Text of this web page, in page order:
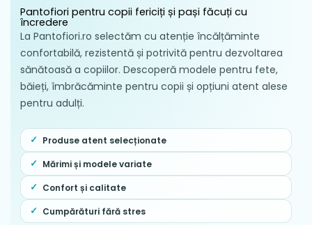
Este strict interzisă spălarea sandalelor în
mașina de spălat rufe. Imersia completă în
apă distruge textura pielii naturale și
afectează grav proprietățile adezivilor.
Uscarea se va realiza exclusiv în mod
natural, la temperatura camerei, într-un
mediu bine aerisit și umbrit, ferit de
acțiunea directă a caloriferelor, a razelor
solare sau a altor surse de căldură
artificială.
Se recomandă scoaterea periodică a
branțului detașabil pentru a facilita
eliminarea umidității reziduale și o aerisire
Pantofiori pentru copii fericiți și pași făcuți cu
încredere
La Pantofiori.ro selectăm cu atenție încălțăminte
confortabilă, rezistentă și potrivită pentru dezvoltarea
sănătoasă a copiilor. Descoperă modele pentru fete,
băieți, îmbrăcăminte pentru copii și opțiuni atent alese
pentru adulți.
Produse atent selecționate
Mărimi și modele variate
Confort și calitate
Cumpărături fără stres